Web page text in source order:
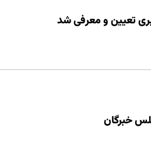
تعیین و معرفی شد
خبرگان